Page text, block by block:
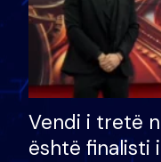
Vendi i tretë
është finalisti